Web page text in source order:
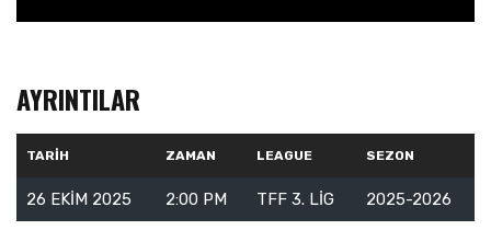
AYRINTILAR
TARIH ZAMAN LEAGUE SEZON
26 EKIM 2025 2:00 PM TFF 3. LIG 2025-2026